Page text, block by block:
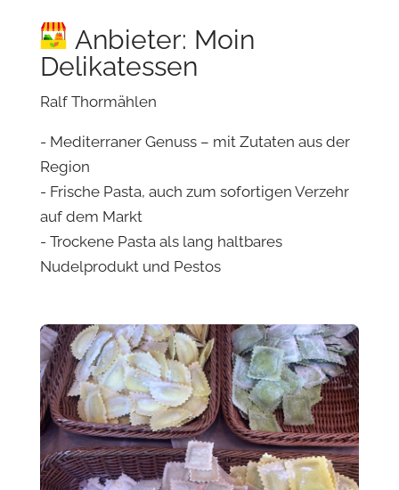
Anbieter: Moin
Delikatessen
Ralf Thormählen
- Mediterraner Genuss – mit Zutaten aus der
Region
- Frische Pasta, auch zum sofortigen Verzehr
auf dem Markt
- Trockene Pasta als lang haltbares
Nudelprodukt und Pestos